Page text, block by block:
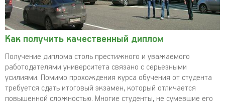
Как получить качественный диплом
Получение диплома столь престижного и уважаемого
работодателями университета связано с серьезными
усилиями. Помимо прохождения курса обучения от студента
требуется сдать итоговый экзамен, который отличается
повышенной сложностью. Многие студенты, не сумевшие его